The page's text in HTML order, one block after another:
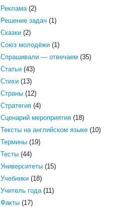
Реклама(2)
Решение задач (1)
Сказки(2)
Союз молодёжи(1)
Спрашивали — отвечаем (35)
Статьи(43)
Стихи(13)
Страны(12)
Стратегия(4)
Сценарий мероприятия(18)
Тексты на английском языке(10)
Термины(19)
Тесты(44)
Университеты(15)
Учебники(18)
Учитель года(11)
Факты(17)